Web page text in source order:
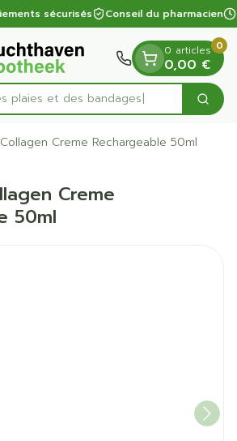
sécurisés Conseil du pharmacien
plaies et des bandages
0 articles
0,00 €
0
Creme Rechargeable 50ml
Creme
50ml